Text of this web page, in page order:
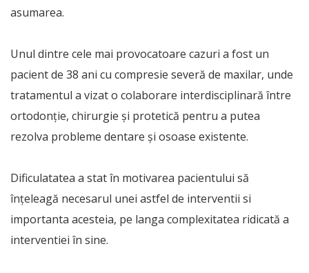
asumarea.
Unul dintre cele mai provocatoare cazuri a fost un
pacient de 38 ani cu compresie severă de maxilar, unde
tratamentul a vizat o colaborare interdisciplinară între
ortodonție, chirurgie și protetică pentru a putea
rezolva probleme dentare și osoase existente.
Dificulatatea a stat în motivarea pacientului să
înțeleagă necesarul unei astfel de interventii si
importanta acesteia, pe langa complexitatea ridicată a
interventiei în sine.